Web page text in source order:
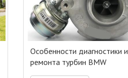
Особенности диагностики и
ремонта турбин BMW